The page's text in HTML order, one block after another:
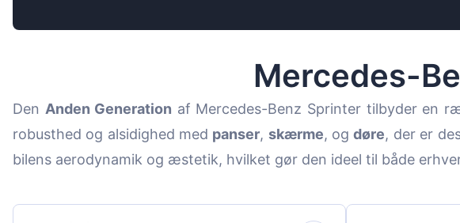
MAN
Mazda
Mercedes-Benz
Opel Vauxhall
Mercedes-
Den Anden Generation af Mercedes-Benz Sprinter tilbyder en
robusthed og alsidighed med panser, skærme, ogdøre, der er
bilens aerodynamik og æstetik, hvilket gør den ideel til både